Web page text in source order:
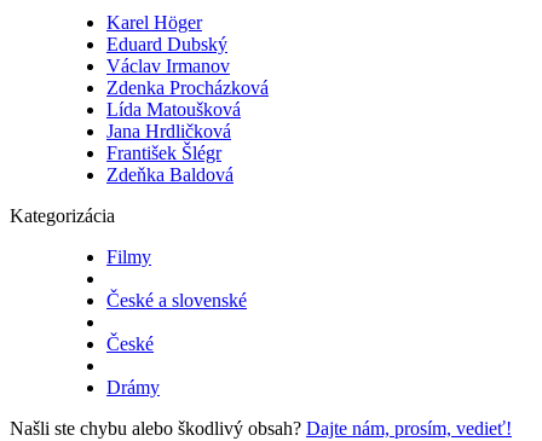
Karel Höger
Eduard Dubský
Václav Irmanov
Zdenka Procházková
Lída Matoušková
Jana Hrdličková
František Šlégr
Zdeňka Baldová
Kategorizácia
Filmy
České a slovenské
České
Drámy
Našli ste chybu alebo škodlivý obsah? Dajte nám, prosím, vedieť!